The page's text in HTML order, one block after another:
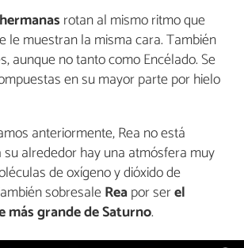
rotan al mismo ritmo que
le muestran la misma cara. También
aunque no tanto como Encélado. Se
en su mayor parte por hielo
anteriormente, Rea no está
alrededor hay una atmósfera muy
de oxígeno y dióxido de
sobresaleReapor serel
más grande de Saturno.